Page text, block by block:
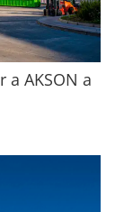
AKSON a